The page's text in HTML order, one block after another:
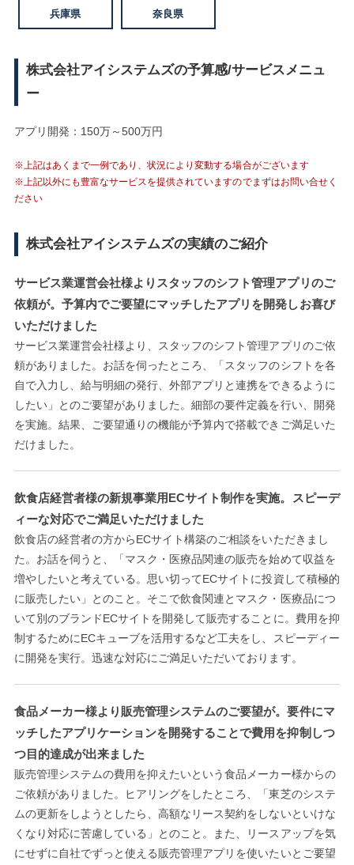
兵庫県 奈良県
株式会社アイシステムズの予算感/サービスメニュ
ー
アプリ開発：150万～500万円
※上記はあくまで一例であり、状況により変動する場合がございます
※上記以外にも豊富なサービスを提供されていますのでまずはお問い合せく
ださい
株式会社アイシステムズの実績のご紹介
サービス業運営会社様よりスタッフのシフト管理アプリのご
依頼が。予算内でご要望にマッチしたアプリを開発しお喜び
いただけました
サービス業運営会社様より、スタッフのシフト管理アプリのご依
頼がありました。お話を伺ったところ、「スタッフのシフトを各
自で入力し、給与明細の発行、外部アプリと連携をできるように
したい」とのご要望がありました。細部の要件定義を行い、開発
を実施。結果、ご要望通りの機能が予算内で搭載できご満足いた
だけました。
飲食店経営者様の新規事業用ECサイト制作を実施。スピーデ
ィーな対応でご満足いただけました
飲食店の経営者の方からECサイト構築のご相談をいただきまし
た。お話を伺うと、「マスク・医療品関連の販売を始めて収益を
増やしたいと考えている。思い切ってECサイトに投資して積極的
に販売したい」とのこと。そこで飲食関連とマスク・医療品につ
いて別のブランドECサイトを開発して販売することに。費用を抑
制するためにECキューブを活用するなど工夫をし、スピーディー
に開発を実行。迅速な対応にご満足いただいております。
食品メーカー様より販売管理システムのご要望が。要件にマ
ッチしたアプリケーションを開発することで費用を抑制しつ
つ目的達成が出来ました
販売管理システムの費用を抑えたいという食品メーカー様からの
ご依頼がありました。ヒアリングをしたところ、「東芝のシステ
ムの更新をしようとしたら、高額なリース契約をしないといけな
くなり対応に苦慮している」とのこと。また、リースアップを気
にせずに自社でずっと使える販売管理アプリを使いたいとご要望